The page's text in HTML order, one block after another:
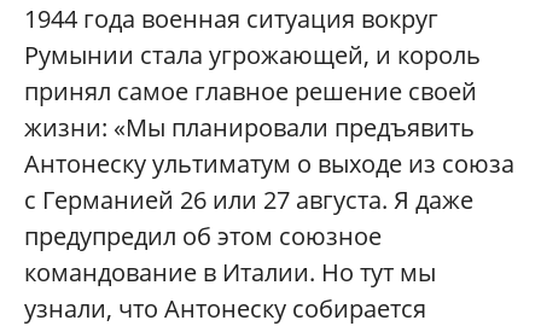
1944 года военная ситуация вокруг
Румынии стала угрожающей, и король
принял самое главное решение своей
жизни: «Мы планировали предъявить
Антонеску ультиматум о выходе из союза
с Германией 26 или 27 августа. Я даже
предупредил об этом союзное
командование в Италии. Но тут мы
узнали, что Антонеску собирается